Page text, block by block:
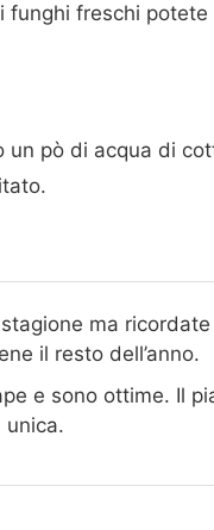
freschi potete
un pò di acqua di
ma
il resto dell’anno.
e sono ottime. Il
unica.